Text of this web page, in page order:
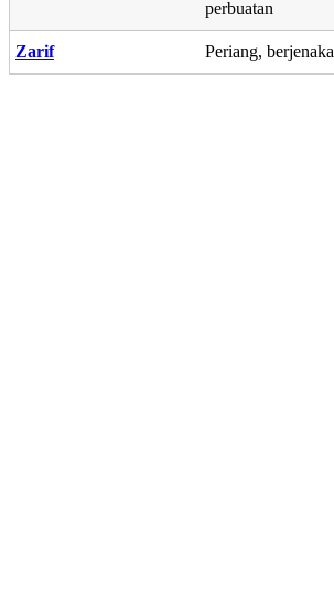
perbuatan
Zarif Periang, berjenaka